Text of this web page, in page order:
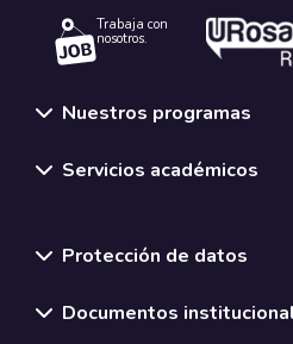
Trabaja con
nosotros.
Nuestros programas
Servicios académicos
Protección de datos
Documentos